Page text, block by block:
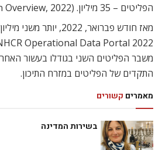
הפליטים – 35 מיליון. (Global Humanitarian Overview, 2022)
מאז חודש פברואר, 2022,
משבר הפליטים השני בגודלו בעשור
התקדים של הפליטים במזרח התיכון.
מאמרים קשורים
בשירות המדינה